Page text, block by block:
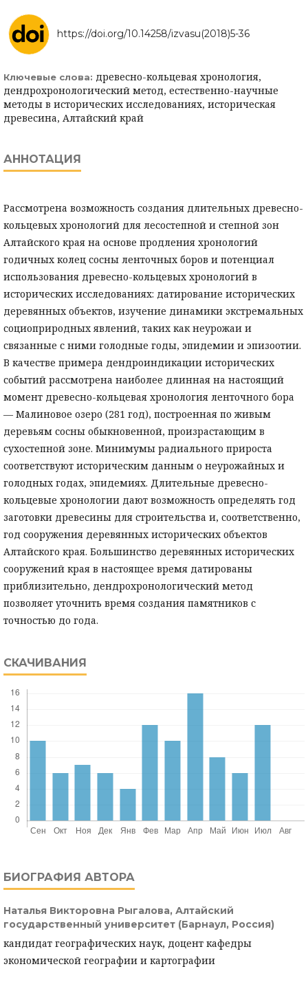
https://doi.org/10.14258/izvasu(2018)5-36
Ключевые слова: древесно-кольцевая хронология,
дендрохронологический метод, естественно-научные
методы в исторических исследованиях, историческая
древесина, Алтайский край
АННОТАЦИЯ
Рассмотрена возможность создания длительных древесно-
кольцевых хронологий для лесостепной и степной зон
Алтайского края на основе продления хронологий
годичных колец сосны ленточных боров и потенциал
использования древесно-кольцевых хронологий в
исторических исследованиях: датирование исторических
деревянных объектов, изучение динамики экстремальных
социоприродных явлений, таких как неурожаи и
связанные с ними голодные годы, эпидемии и эпизоотии.
В качестве примера дендроиндикации исторических
событий рассмотрена наиболее длинная на настоящий
момент древесно-кольцевая хронология ленточного бора
— Малиновое озеро (281 год), построенная по живым
деревьям сосны обыкновенной, произрастающим в
сухостепной зоне. Минимумы радиального прироста
соответствуют историческим данным о неурожайных и
голодных годах, эпидемиях. Длительные древесно-
кольцевые хронологии дают возможность определять год
заготовки древесины для строительства и, соответственно,
год сооружения деревянных исторических объектов
Алтайского края. Большинство деревянных исторических
сооружений края в настоящее время датированы
приблизительно, дендрохронологический метод
позволяет уточнить время создания памятников с
точностью до года.
СКАЧИВАНИЯ
БИОГРАФИЯ АВТОРА
Наталья Викторовна Рыгалова, Алтайский
государственный университет (Барнаул, Россия)
кандидат географических наук, доцент кафедры
экономической географии и картографии